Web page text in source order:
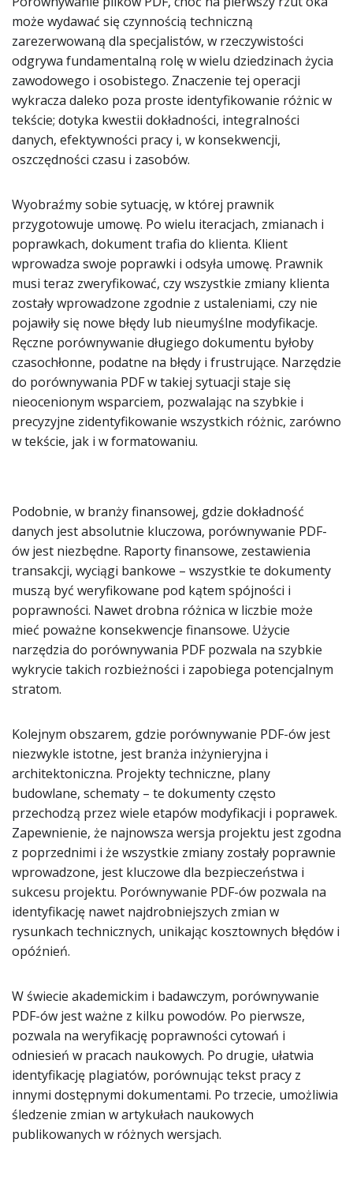
może wydawać się czynnością techniczną
zarezerwowaną dla specjalistów, w rzeczywistości
odgrywa fundamentalną rolę w wielu dziedzinach życia
zawodowego i osobistego. Znaczenie tej operacji
wykracza daleko poza proste identyfikowanie różnic w
tekście; dotyka kwestii dokładności, integralności
danych, efektywności pracy i, w konsekwencji,
oszczędności czasu i zasobów.
Wyobraźmy sobie sytuację, w której prawnik
przygotowuje umowę. Po wielu iteracjach, zmianach i
poprawkach, dokument trafia do klienta. Klient
wprowadza swoje poprawki i odsyła umowę. Prawnik
musi teraz zweryfikować, czy wszystkie zmiany klienta
zostały wprowadzone zgodnie z ustaleniami, czy nie
pojawiły się nowe błędy lub nieumyślne modyfikacje.
Ręczne porównywanie długiego dokumentu byłoby
czasochłonne, podatne na błędy i frustrujące. Narzędzie
do porównywania PDF w takiej sytuacji staje się
nieocenionym wsparciem, pozwalając na szybkie i
precyzyjne zidentyfikowanie wszystkich różnic, zarówno
w tekście, jak i w formatowaniu.
Podobnie, w branży finansowej, gdzie dokładność
danych jest absolutnie kluczowa, porównywanie PDF-
ów jest niezbędne. Raporty finansowe, zestawienia
transakcji, wyciągi bankowe – wszystkie te dokumenty
muszą być weryfikowane pod kątem spójności i
poprawności. Nawet drobna różnica w liczbie może
mieć poważne konsekwencje finansowe. Użycie
narzędzia do porównywania PDF pozwala na szybkie
wykrycie takich rozbieżności i zapobiega potencjalnym
stratom.
Kolejnym obszarem, gdzie porównywanie PDF-ów jest
niezwykle istotne, jest branża inżynieryjna i
architektoniczna. Projekty techniczne, plany
budowlane, schematy – te dokumenty często
przechodzą przez wiele etapów modyfikacji i poprawek.
Zapewnienie, że najnowsza wersja projektu jest zgodna
z poprzednimi i że wszystkie zmiany zostały poprawnie
wprowadzone, jest kluczowe dla bezpieczeństwa i
sukcesu projektu. Porównywanie PDF-ów pozwala na
identyfikację nawet najdrobniejszych zmian w
rysunkach technicznych, unikając kosztownych błędów i
opóźnień.
W świecie akademickim i badawczym, porównywanie
PDF-ów jest ważne z kilku powodów. Po pierwsze,
pozwala na weryfikację poprawności cytowań i
odniesień w pracach naukowych. Po drugie, ułatwia
identyfikację plagiatów, porównując tekst pracy z
innymi dostępnymi dokumentami. Po trzecie, umożliwia
śledzenie zmian w artykułach naukowych
publikowanych w różnych wersjach.